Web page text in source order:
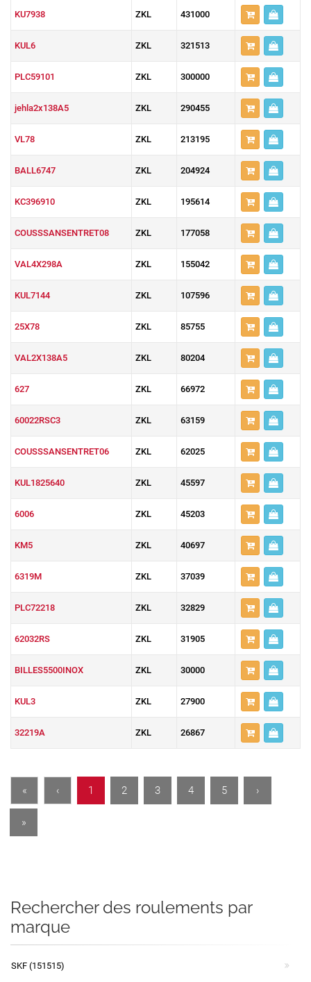
KU7938 ZKL 431000
KUL6 ZKL 321513
PLC59101 ZKL 300000
jehla2x138A5 ZKL 290455
VL78 ZKL 213195
BALL6747 ZKL 204924
KC396910 ZKL 195614
COUSSSANSENTRET08 ZKL 177058
VAL4X298A ZKL 155042
KUL7144 ZKL 107596
25X78 ZKL 85755
VAL2X138A5 ZKL 80204
627 ZKL 66972
60022RSC3 ZKL 63159
COUSSSANSENTRET06 ZKL 62025
KUL1825640 ZKL 45597
6006 ZKL 45203
KM5 ZKL 40697
6319M ZKL 37039
PLC72218 ZKL 32829
62032RS ZKL 31905
BILLES5500INOX ZKL 30000
KUL3 ZKL 27900
32219A ZKL 26867
« ‹ 1 2 3 4 5 ›
»
Rechercher des roulements par
marque
SKF (151515)